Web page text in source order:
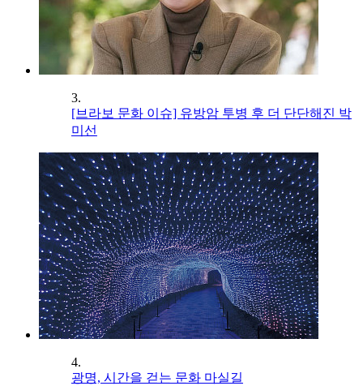
3.
[브라보 문화 이슈] 유방암 투병 후 더 단단해진 박
미선
4.
광명, 시간을 걷는 문화 마실길